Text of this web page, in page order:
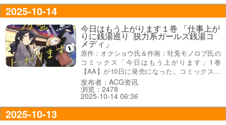
2025-10-14
今日はもう上がります１巻 「仕事上が
りに銭湯巡り 脱力系ガールズ銭湯コ
メディ」
原作：オクショウ氏＆作画：吐兎モノロブ氏の
コミックス「今日はもう上がります」1巻
【AA】が10日に発売になった。コミックス情
報は『疲れた体がユルむ銭湯＆温泉』、裏表紙
が『実際に行ける！実在湯巡り』オビは『仕事
上がりに銭湯巡り♥疲れた体に染み入る脱力系
ガールズ銭湯コメディ』。
发布者：ACG资讯
浏览：2478
2025-10-14 06:36
2025-10-13